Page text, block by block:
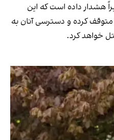
هشدار داده است که این
کرده و دسترسی آنان به
خواهد کرد.